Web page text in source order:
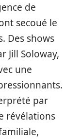
de
secoué le
Des shows
Jill Soloway,
une
par
révélations